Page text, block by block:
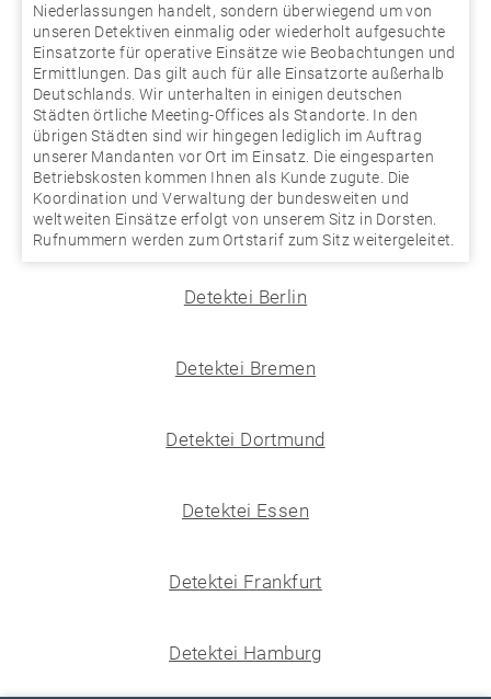
Niederlassungen handelt, sondern überwiegend um von
unseren Detektiven einmalig oder wiederholt aufgesuchte
Einsatzorte für operative Einsätze wie Beobachtungen und
Ermittlungen. Das gilt auch für alle Einsatzorte außerhalb
Deutschlands. Wir unterhalten in einigen deutschen
Städten örtliche Meeting-Offices als Standorte. In den
übrigen Städten sind wir hingegen lediglich im Auftrag
unserer Mandanten vor Ort im Einsatz. Die eingesparten
Betriebskosten kommen Ihnen als Kunde zugute. Die
Koordination und Verwaltung der bundesweiten und
weltweiten Einsätze erfolgt von unserem Sitz in Dorsten.
Rufnummern werden zum Ortstarif zum Sitz weitergeleitet.
Detektei Berlin
Detektei Bremen
Detektei Dortmund
Detektei Essen
Detektei Frankfurt
Detektei Hamburg